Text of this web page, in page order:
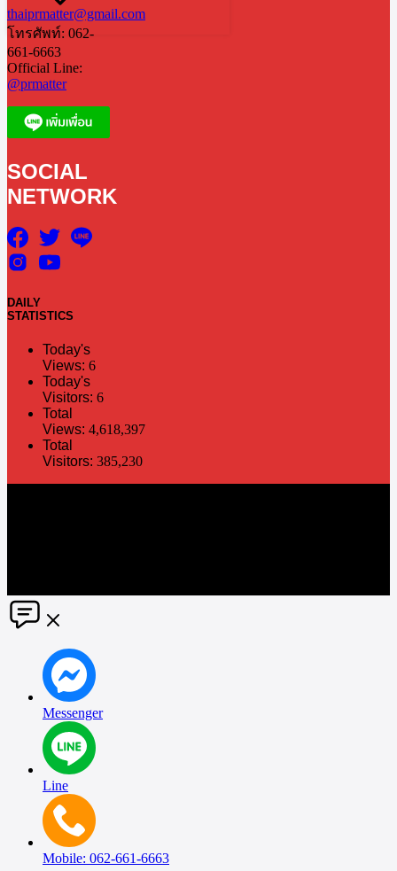
thaiprmatter@gmail.com
โทรศัพท์: 062-
661-6663
Official Line:
@prmatter
SOCIAL
NETWORK
DAILY
STATISTICS
Today's
Views: 6
Today's
Visitors: 6
Total
Views: 4,618,397
Total
Visitors: 385,230
Messenger
Line
Mobile: 062-661-6663